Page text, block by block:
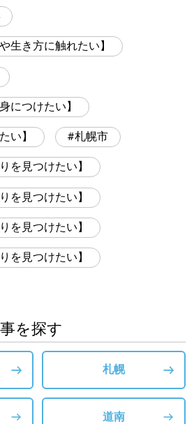
生き方に触れたい】
につけたい】
い】 札幌市
を見つけたい】
を見つけたい】
を見つけたい】
を見つけたい】
を探す
札幌
道南